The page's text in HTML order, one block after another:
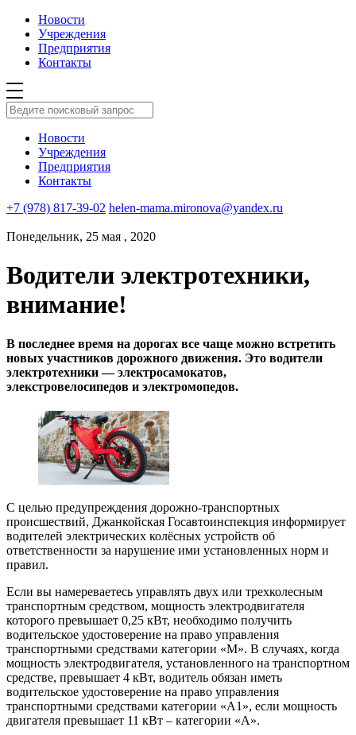
Новости
Учреждения
Предприятия
Контакты
Новости
Учреждения
Предприятия
Контакты
+7 (978) 817-39-02 helen-mama.mironova@yandex.ru
Понедельник, 25 мая , 2020
Водители электротехники,
внимание!
В последнее время на дорогах все чаще можно встретить
новых участников дорожного движения. Это водители
электротехники — электросамокатов,
элекстровелосипедов и электромопедов.
С целью предупреждения дорожно-транспортных
происшествий, Джанкойская Госавтоинспекция информирует
водителей электрических колёсных устройств об
ответственности за нарушение ими установленных норм и
правил.
Если вы намереваетесь управлять двух или трехколесным
транспортным средством, мощность электродвигателя
которого превышает 0,25 кВт, необходимо получить
водительское удостоверение на право управления
транспортными средствами категории «М». В случаях, когда
мощность электродвигателя, установленного на транспортном
средстве, превышает 4 кВт, водитель обязан иметь
водительское удостоверение на право управления
транспортными средствами категории «А1», если мощность
двигателя превышает 11 кВт – категории «А».